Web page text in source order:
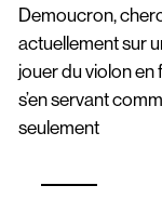
Demoucron,
actuellement sur
jouer du violon en
s’en servant
seulement